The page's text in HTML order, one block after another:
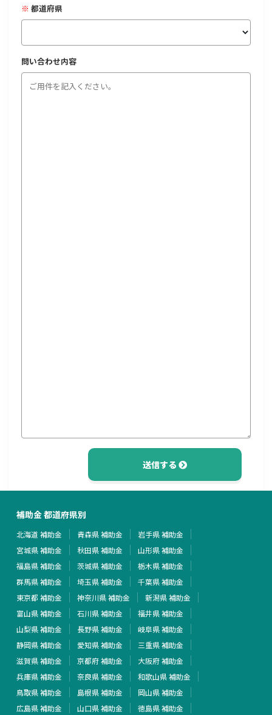
※ 都道府県
問い合わせ内容
送信する
補助金 都道府県別
北海道 補助金 青森県 補助金
岩手県 補助金
宮城県 補助金
秋田県 補助金
山形県 補助金
福島県 補助金
茨城県 補助金
栃木県 補助金
群馬県 補助金
埼玉県 補助金
千葉県 補助金
東京都 補助金
神奈川県 補助金
新潟県 補助金
富山県 補助金
石川県 補助金
福井県 補助金
山梨県 補助金
長野県 補助金
岐阜県 補助金
静岡県 補助金
愛知県 補助金
三重県 補助金
滋賀県 補助金
京都府 補助金
大阪府 補助金
兵庫県 補助金
奈良県 補助金
和歌山県 補助金
鳥取県 補助金
島根県 補助金
岡山県 補助金
広島県 補助金
山口県 補助金
徳島県 補助金